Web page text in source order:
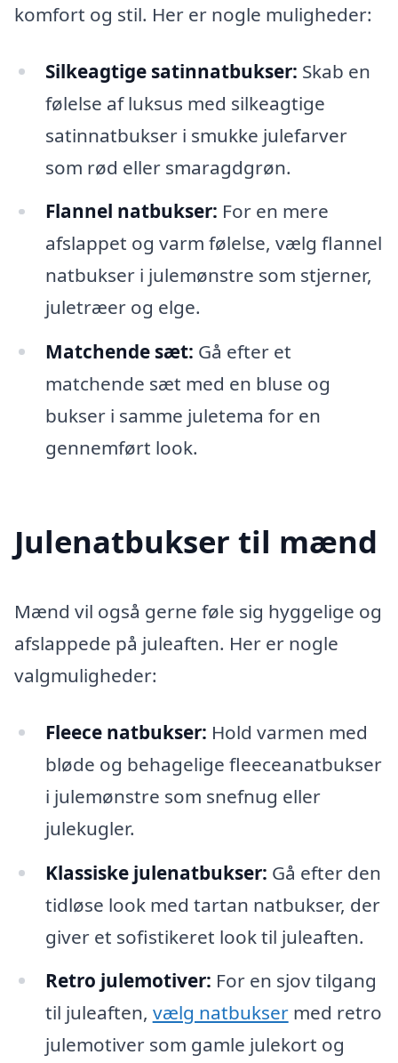
komfort og stil. Her er nogle muligheder:
Silkeagtige satinnatbukser: Skab en
følelse af luksus med silkeagtige
satinnatbukser i smukke julefarver
som rød eller smaragdgrøn.
Flannel natbukser: For en mere
afslappet og varm følelse, vælg flannel
natbukser i julemønstre som stjerner,
juletræer og elge.
Matchende sæt: Gå efter et
matchende sæt med en bluse og
bukser i samme juletema for en
gennemført look.
Julenatbukser til mænd
Mænd vil også gerne føle sig hyggelige og
afslappede på juleaften. Her er nogle
valgmuligheder:
Fleece natbukser: Hold varmen med
bløde og behagelige fleeceanatbukser
i julemønstre som snefnug eller
julekugler.
Klassiske julenatbukser: Gå efter den
tidløse look med tartan natbukser, der
giver et sofistikeret look til juleaften.
Retro julemotiver: For en sjov tilgang
til juleaften, vælg natbuksermed retro
julemotiver som gamle julekort og